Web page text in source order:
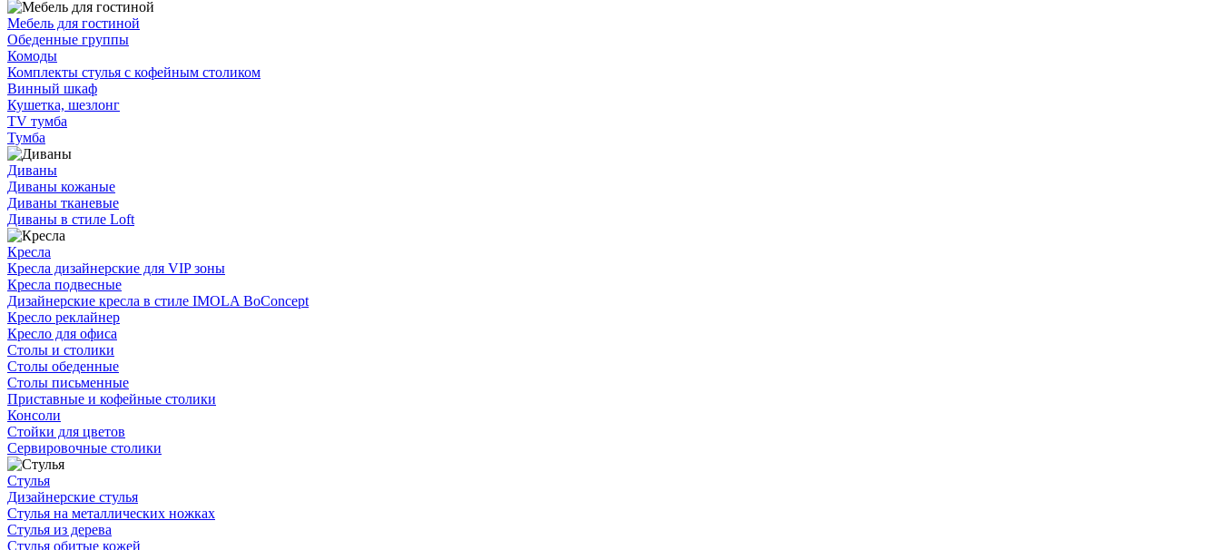
Мебель для гостиной
Обеденные группы
Комоды
Комплекты стулья с кофейным столиком
Винный шкаф
Кушетка, шезлонг
TV тумба
Тумба
Диваны
Диваны кожаные
Диваны тканевые
Диваны в стиле Loft
Кресла
Кресла дизайнерские для VIP зоны
Кресла подвесные
Дизайнерские кресла в стиле IMOLA BoConcept
Кресло реклайнер
Кресло для офиса
Столы и столики
Столы обеденные
Столы письменные
Приставные и кофейные столики
Консоли
Стойки для цветов
Сервировочные столики
Стулья
Дизайнерские стулья
Стулья на металлических ножках
Стулья из дерева
Стулья обитые кожей